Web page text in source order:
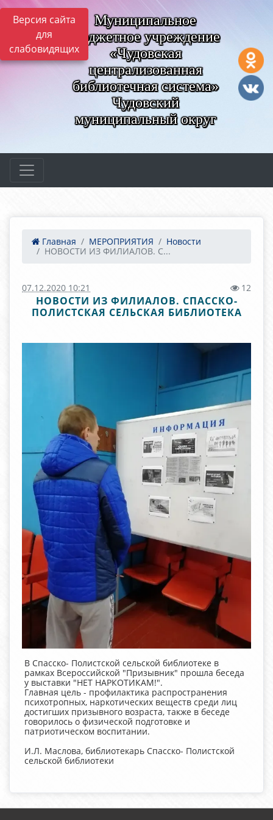
Версия сайта
для
слабовидящих
Муниципальное
бюджетное учреждение
«Чудовская
централизованная
библиотечная система»
Чудовский
муниципальный округ
Главная МЕРОПРИЯТИЯ
Новости
НОВОСТИ ИЗ ФИЛИАЛОВ. С...
07.12.2020 10:21 12
НОВОСТИ ИЗ ФИЛИАЛОВ. СПАССКО-
ПОЛИСТСКАЯ СЕЛЬСКАЯ БИБЛИОТЕКА
В Спасско- Полистской сельской библиотеке в
рамках Всероссийской "Призывник" прошла беседа
у выставки "НЕТ НАРКОТИКАМ!".
Главная цель - профилактика распространения
психотропных, наркотических веществ среди лиц
достигших призывного возраста, также в беседе
говорилось о физической подготовке и
патриотическом воспитании.
И.Л. Маслова, библиотекарь Спасско- Полистской
сельской библиотеки